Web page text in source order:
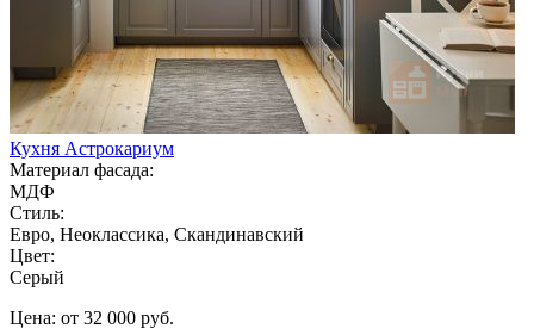
Кухня Астрокариум
Материал фасада:
МДФ
Стиль:
Евро, Неоклассика, Скандинавский
Цвет:
Серый
Цена: от 32 000 руб.